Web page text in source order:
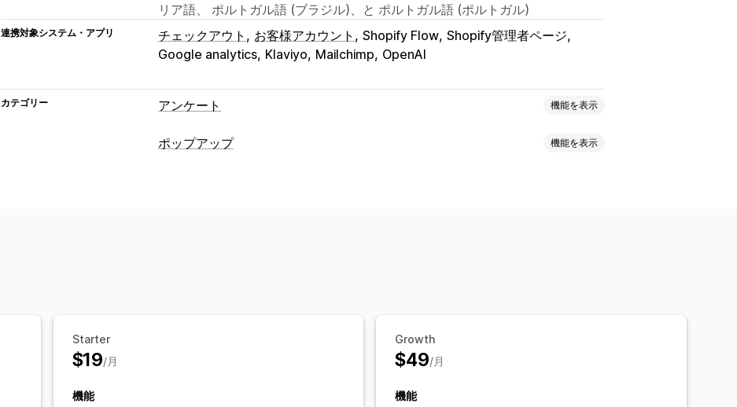
リア語、 ポルトガル語 (ブラジル)、と ポルトガル語 (ポルトガル)
連携対象システム・アプリ チェックアウト お客様アカウント Shopify Flow Shopify管理者ページ
Google analytics Klaviyo Mailchimp OpenAI
カテゴリー アンケート 機能を表示
フォームのカスタマイズ
顧客セグメント
ポップアップ 機能を表示
Starter
$19/月
機能
Growth
$49/月
機能